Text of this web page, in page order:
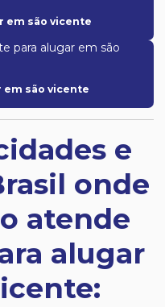
em são vicente
em são vicente
e
onde
atende
alugar